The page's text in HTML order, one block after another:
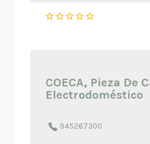
COECA, Pieza De
Electrodoméstico
945267300